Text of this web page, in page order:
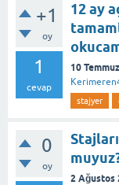
+1
oy
1
cevap
12 ay
10
stajyer
0
oy
2 Ağustos